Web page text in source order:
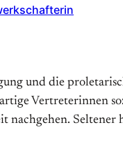
und die
Vertreterinnen
nachgehen. Seltener